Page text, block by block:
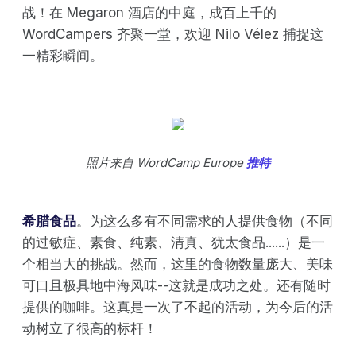
战！在 Megaron 酒店的中庭，成百上千的
WordCampers 齐聚一堂，欢迎 Nilo Vélez 捕捉这
一精彩瞬间。
照片来自 WordCamp Europe 推特
希腊食品。为这么多有不同需求的人提供食物（不同
的过敏症、素食、纯素、清真、犹太食品......）是一
个相当大的挑战。然而，这里的食物数量庞大、美味
可口且极具地中海风味--这就是成功之处。还有随时
提供的咖啡。这真是一次了不起的活动，为今后的活
动树立了很高的标杆！